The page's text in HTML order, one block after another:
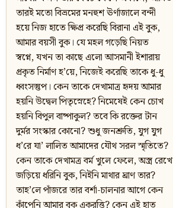
তারই মতো বিভ্রমের মনহুশ ঊর্ণাজালে বন্দী
হয়ে নিজ হাতে ক্ষিপ্র করেছি বিরানা এই বুক,
আমার বয়সী বুক। যে মহল গড়েছি নিয়ত
স্বপ্নে, যখন তা কাছে এলো আসমানী ইশারায়
প্রকৃত নির্মাণ হ’য়ে, নিজেই করেছি তাকে ধু-ধু
ধ্বংসস্তুপ। কেন তাকে দেখামাত্র হৃদয় আমার
হয়নি উদ্বেল পিতৃস্নেহে? নিমেষেই কেন চোখ
হয়নি বিপুল বাষ্পাকুল? তবে কি রক্তের টান
দুর্মর সংস্কার কোনো? শুধু জনশ্রুতি, যুগ যুগ
ধ’রে যা’ লালিত আমাদের যৌথ সরল স্মৃতিতে?
কেন তাকে দেখামত্র বর্ম খুলে ফেলে, অস্ত্র রেখে
জড়িয়ে ধরিনি বুক, নিইনি মাথার ঘ্রাণ তার?
তাহ’লে পাঁজরে তার বর্শা-চালনার আগে কেন